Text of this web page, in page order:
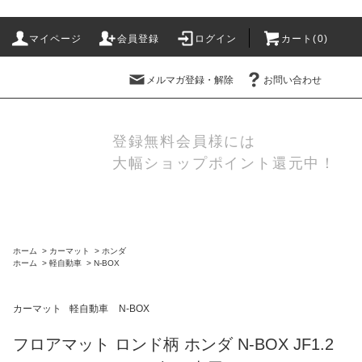
マイページ 会員登録 ログイン カート(0)
メルマガ登録・解除 お問い合わせ
登録無料会員様には
大幅ショップポイント還元中！
ホーム > カーマット > ホンダ
ホーム
> 軽自動車 > N-BOX
カーマット 軽自動車 N-BOX
フロアマット ロンド柄 ホンダ N-BOX JF1.2